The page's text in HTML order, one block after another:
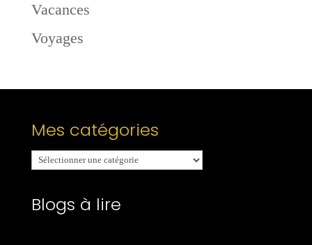
Vacances
Voyages
Mes catégories
Mes
catégories
Blogs à lire